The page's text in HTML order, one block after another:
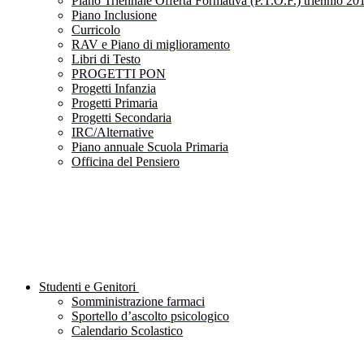
Piano Inclusione
Curricolo
RAV e Piano di miglioramento
Libri di Testo
PROGETTI PON
Progetti Infanzia
Progetti Primaria
Progetti Secondaria
IRC/Alternative
Piano annuale Scuola Primaria
Officina del Pensiero
Studenti e Genitori
Somministrazione farmaci
Sportello d’ascolto psicologico
Calendario Scolastico